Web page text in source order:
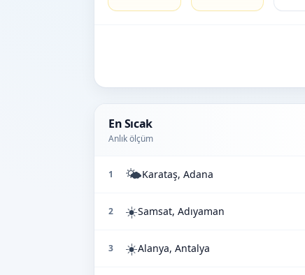
En Sıcak
Anlık ölçüm
1 🌤️Karataş, Adana
2 ☀️Samsat, Adıyaman
3 ☀️Alanya, Antalya